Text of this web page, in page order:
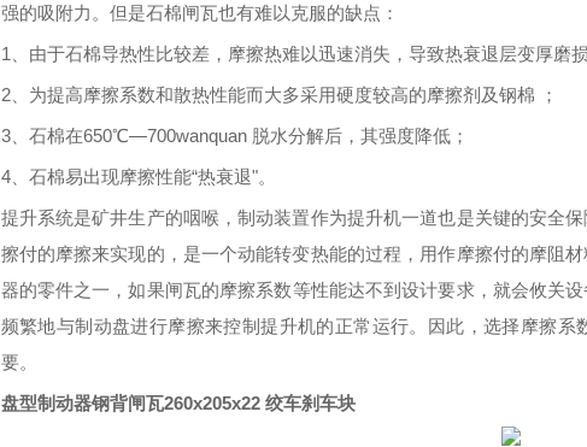
强的吸附力。但是石棉闸瓦也有难以克服的缺点：
1、由于石棉导热性比较差，摩擦热难以迅速消失，导致热衰退层变厚磨
2、为提高摩擦系数和散热性能而大多采用硬度较高的摩擦剂及钢棉
；
3、石棉在650℃—700wanquan 脱水分解后，其强度降低；
4、石棉易出现摩擦性能“热衰退"。
提升系统是矿井生产的咽喉，制动装置作为提升机一道也是关键的安全
擦付的摩擦来实现的，是一个动能转变热能的过程，用作摩擦付的摩阻
器的零件之一 ，如果闸瓦的摩擦系数等性能达不到设计要求，就会攸关
频繁地与制动盘进行摩擦来控制提升机的正常运行。 因此，选择摩擦系
要。
盘型制动器钢背闸瓦260x205x22 绞车刹车块